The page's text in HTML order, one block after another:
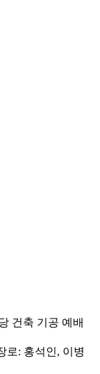
건축 기공 예배
로: 홍석인, 이병